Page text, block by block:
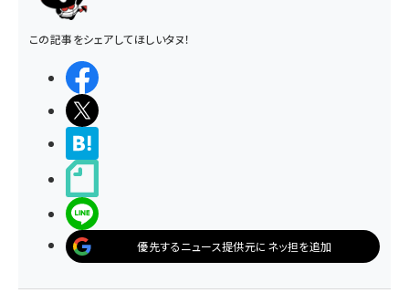
この記事をシェアしてほしいタヌ！
優先するニュース提供元にネッ担を追加